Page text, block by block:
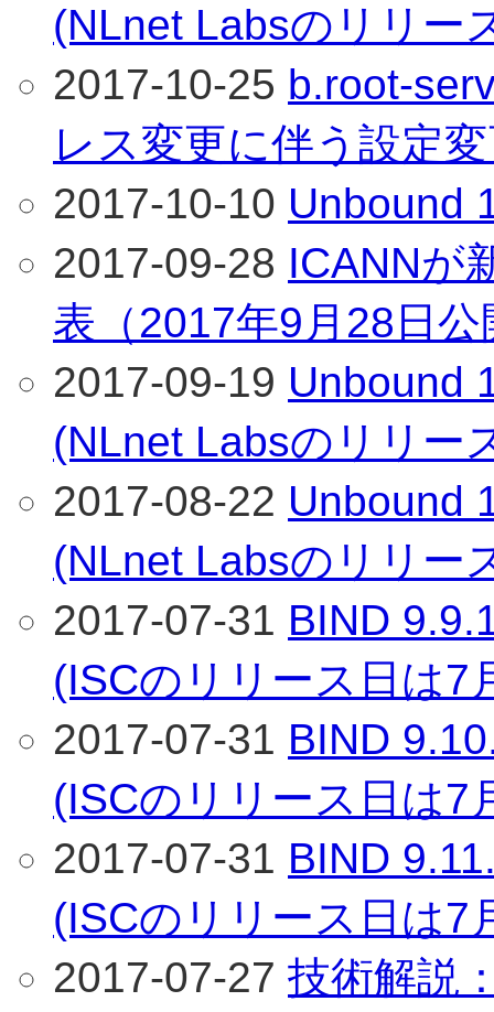
(NLnet Labsのリリー
2017-10-25 b.root-
レス変更に伴う設定
2017-10-10 Unbound
2017-09-28 ICANNが
表（2017年9月28日公
2017-09-19 Unbound
(NLnet Labsのリリー
2017-08-22 Unbound
(NLnet Labsのリリー
2017-07-31 BIND
(ISCのリリース日は7
2017-07-31 BIND
(ISCのリリース日は7
2017-07-31 BIND
(ISCのリリース日は7
2017-07-27 技術解説